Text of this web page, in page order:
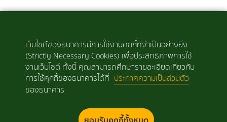
เข้าสู่ระบบ ลืมรหัสผ่าน
เว็บไซต์ของธนาคารมีการใช้งานคุกกี้ที่จำเป็นอย่างยิ่ง
(Strictly Necessary Cookies) เพื่อประสิทธิภาพการใช้
งานเว็บไซต์ ทั้งนี้ คุณสามารถศึกษารายละเอียดเกี่ยวกับ
การใช้คุกกี้ของธนาคารได้ที่ ประกาศความเป็นส่วนตัว
ของธนาคาร